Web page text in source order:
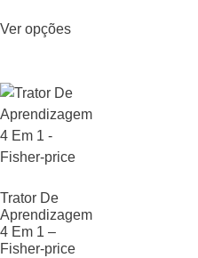
Ver opções
Trator De
Aprendizagem
4 Em 1 –
Fisher-price